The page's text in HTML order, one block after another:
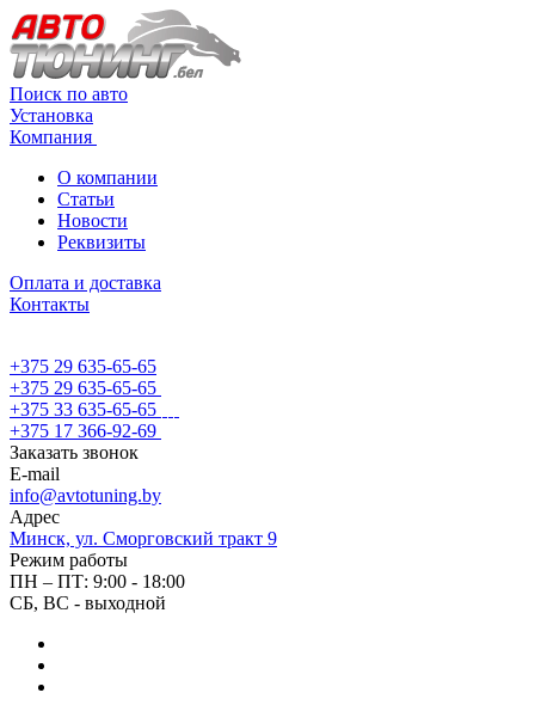
Поиск по авто
Установка
Компания
О компании
Статьи
Новости
Реквизиты
Оплата и доставка
Контакты
+375 29 635-65-65
+375 29 635-65-65
+375 33 635-65-65
+375 17 366-92-69
Заказать звонок
E-mail
info@avtotuning.by
Адрес
Минск, ул. Сморговский тракт 9
Режим работы
ПН – ПТ: 9:00 - 18:00
СБ, ВС - выходной